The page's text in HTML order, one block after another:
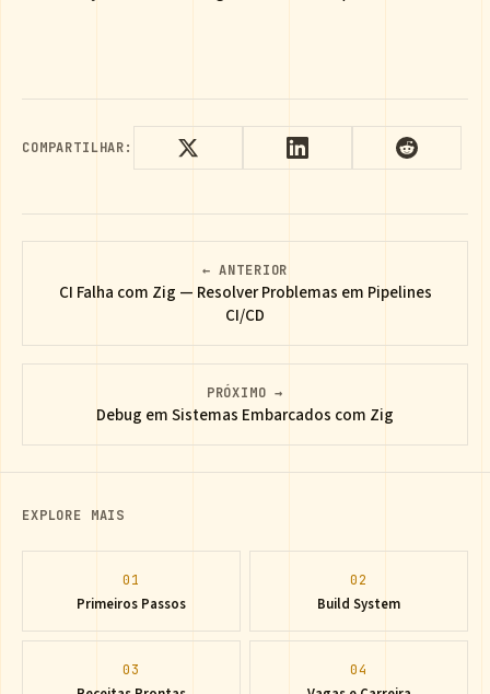
COMPARTILHAR:
← ANTERIOR
CI Falha com Zig — Resolver Problemas em Pipelines
CI/CD
PRÓXIMO →
Debug em Sistemas Embarcados com Zig
EXPLORE MAIS
01
Primeiros Passos
02
Build System
03 04